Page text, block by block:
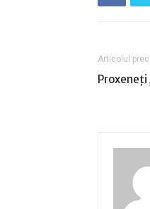
Articolul